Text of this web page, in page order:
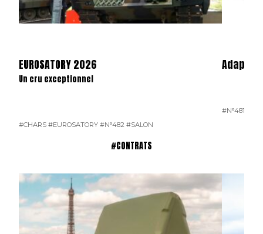
EUROSATORY 2026
Un cru exceptionnel
#CHARS #EUROSATORY #N°482 #SALON
#N°481
#CONTRATS